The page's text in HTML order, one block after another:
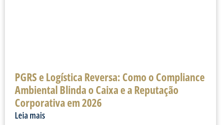
PGRS e Logística Reversa: Como o Compliance
Ambiental Blinda o Caixa e a Reputação
Corporativa em 2026
Leia mais